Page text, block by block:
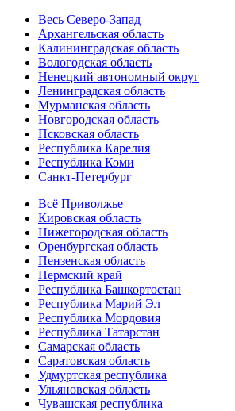
Весь Северо-Запад
Архангельская область
Калининградская область
Вологодская область
Ненецкий автономный округ
Ленинградская область
Мурманская область
Новгородская область
Псковская область
Республика Карелия
Республика Коми
Санкт-Петербург
Всё Приволжье
Кировская область
Нижегородская область
Оренбургская область
Пензенская область
Пермский край
Республика Башкортостан
Республика Марий Эл
Республика Мордовия
Республика Татарстан
Самарская область
Саратовская область
Удмуртская республика
Ульяновская область
Чувашская республика